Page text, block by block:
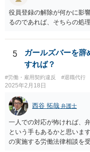
役員登録の解除が何かに影
るのであれば、そちらの処
5
ガールズバーを辞
すれば？
#労働・雇用契約違反 #退職代行
2025年2月18日
西谷 拓哉 弁護士
一人での対応が怖ければ、
という手もあるかと思いま
の実施する労働法律相談を